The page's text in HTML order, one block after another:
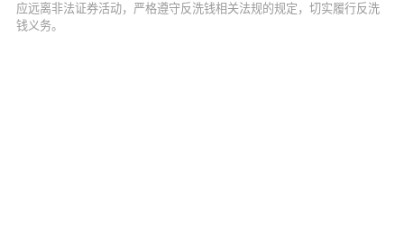
应远离非法证券活动，严格遵守反洗钱相关法规的规定，切实履行反洗
钱义务。